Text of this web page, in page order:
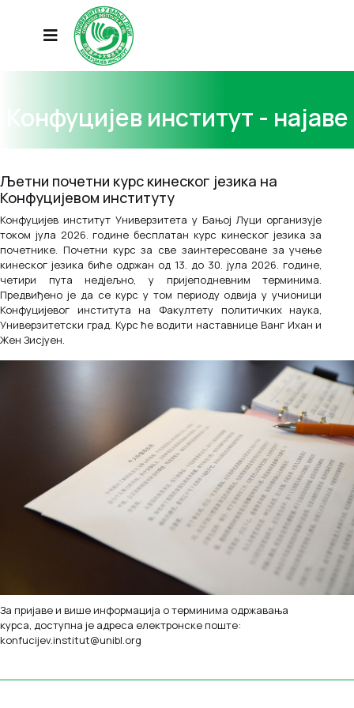
Конфуцијев институт - најаве
Љетни почетни курс кинеског језика на
Конфуцијевом институту
Конфуцијев институт Универзитета у Бањој Луци организује
током јула 2026. године бесплатан курс кинеског језика за
почетнике. Почетни курс за све заинтересоване за учење
кинеског језика биће одржан од 13. до 30. јула 2026. године,
четири пута недјељно, у пријеподневним терминима.
Предвиђено је да се курс у том периоду одвија у учионици
Конфуцијевог института на Факултету политичких наука,
Универзитетски град. Курс ће водити наставнице Ванг Ихан и
Жен Зисјуен.
За пријаве и више информација о терминима одржавања
курса, доступна је адреса електронске поште:
konfucijev.institut@unibl.org